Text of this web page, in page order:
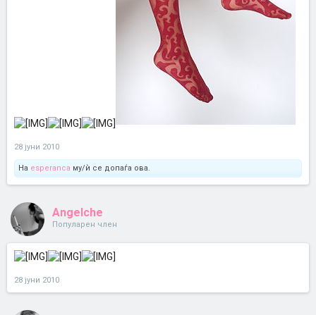
28 јуни 2010
На esperanca му/ѝ се допаѓа ова.
Angelche
Популарен член
28 јуни 2010